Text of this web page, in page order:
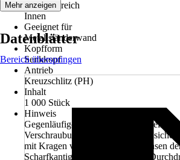
Einsatzbereich
Innen
Geeignet für
Metallständerwand
Kopfform
Senkkopf
Antrieb
Kreuzschlitz (PH)
Inhalt
1 000 Stück
Hinweis
Gegenläufiges Gewinde sorgt für eine
Verschraubung in einem Zug und
mit Kragen verhindert ein Ausfransen
Scharfkantige Spitze für leichtes
Mehr anzeigen
Datenblätter
Bereich überspringen